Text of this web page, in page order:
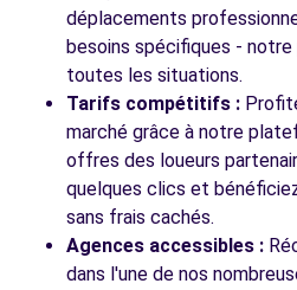
déplacements
besoins spécifiques -
toutes les situations.
Tarifs compétitifs :
marché grâce à notre
offres des loueurs
quelques clics et
sans frais cachés.
Agences accessibles :
dans l'une de nos